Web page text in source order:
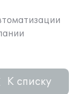
К списку